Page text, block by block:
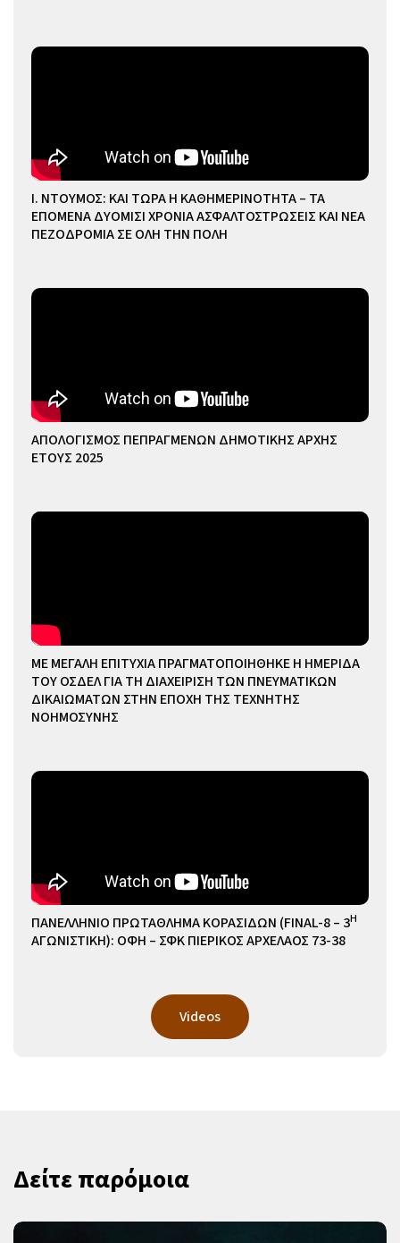
Ι. ΝΤΟΥΜΟΣ: ΚΑΙ ΤΩΡΑ Η ΚΑΘΗΜΕΡΙΝΟΤΗΤΑ – ΤΑ
ΕΠΟΜΕΝΑ ΔΥΟΜΙΣΙ ΧΡΟΝΙΑ ΑΣΦΑΛΤΟΣΤΡΩΣΕΙΣ ΚΑΙ ΝΕΑ
ΠΕΖΟΔΡΟΜΙΑ ΣΕ ΟΛΗ ΤΗΝ ΠΟΛΗ
ΑΠΟΛΟΓΙΣΜΟΣ ΠΕΠΡΑΓΜΕΝΩΝ ΔΗΜΟΤΙΚΗΣ ΑΡΧΗΣ
ΕΤΟΥΣ 2025
ΜΕ ΜΕΓΑΛΗ ΕΠΙΤΥΧΙΑ ΠΡΑΓΜΑΤΟΠΟΙΗΘΗΚΕ Η ΗΜΕΡΙΔΑ
ΤΟΥ ΟΣΔΕΛ ΓΙΑ ΤΗ ΔΙΑΧΕΙΡΙΣΗ ΤΩΝ ΠΝΕΥΜΑΤΙΚΩΝ
ΔΙΚΑΙΩΜΑΤΩΝ ΣΤΗΝ ΕΠΟΧΗ ΤΗΣ ΤΕΧΝΗΤΗΣ
ΝΟΗΜΟΣΥΝΗΣ
ΠΑΝΕΛΛΗΝΙΟ ΠΡΩΤΑΘΛΗΜΑ ΚΟΡΑΣΙΔΩΝ (FINAL-8 – 3Η
ΑΓΩΝΙΣΤΙΚΗ): ΟΦΗ – ΣΦΚ ΠΙΕΡΙΚΟΣ ΑΡΧΕΛΑΟΣ 73-38
Videos
Δείτε παρόμοια